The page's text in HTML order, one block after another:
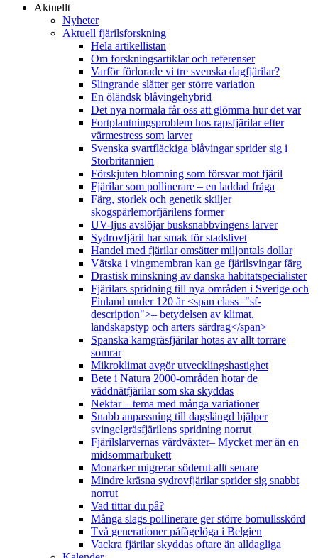
Aktuellt
Nyheter
Aktuell fjärilsforskning
Hela artikellistan
Om forskningsartiklar och referenser
Varför förlorade vi tre svenska dagfjärilar?
Slingrande slåtter ger större variation
En öländsk blåvingehybrid
Det nya normala får oss att glömma hur det var
Fortplantningsproblem hos rapsfjärilar efter
värmestress som larver
Svenska svartfläckiga blåvingar sprider sig i
Storbritannien
Förskjuten blomning som försvar mot fjäril
Fjärilar som pollinerare – en laddad fråga
Färg, storlek och genetik skiljer
skogspärlemorfjärilens former
UV-ljus avslöjar busksnabbvingens larver
Sydrovfjäril har smak för stadslivet
Handel med fjärilar omsätter miljontals dollar
Vätska i vingmembran kan ge fjärilsvingar färg
Drastisk minskning av danska habitatspecialister
Fjärilars spridning till nya områden i Sverige och
Finland under 120 år <span class="sf-
description">– betydelsen av klimat,
landskapstyp och arters särdrag</span>
Spanska kamgräsfjärilar hotas av allt torrare
somrar
Mikroklimat avgör utvecklingshastighet
Bete i Natura 2000-områden hotar de
väddnätfjärilar som ska skyddas
Nektar – tema med många variationer
Snabb anpassning till dagslängd hjälper
svingelgräsfjärilens spridning norrut
Fjärilslarvernas värdväxter– Mycket mer än en
midsommarbukett
Monarker migrerar söderut allt senare
Mindre kräsna sydrovfjärilar sprider sig snabbt
norrut
Vad tittar du på?
Många slags pollinerare ger större bomullsskörd
Två generationer påfågelöga i Belgien
Vackra fjärilar skyddas oftare än alldagliga